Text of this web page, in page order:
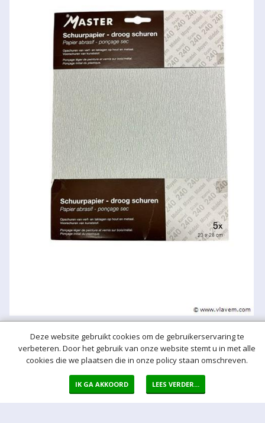
Meer hulp bij het bieden
Normaal bod
Bij een bod doet u een bieding in de vorm van een bepaald vast
Deze website gebruikt cookies om de gebruikerservaring te
verbeteren. Door het gebruik van onze website stemt u in met alle
cookies die we plaatsen die in onze policy staan omschreven.
IK GA AKKOORD LEES VERDER...